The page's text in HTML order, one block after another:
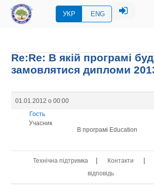
УКР ENG
Re:Re: В якій програмі
замовлятися дипломи
01.01.2012 о 00:00
Гость
Учасник
В програмі Education
Технічна підтримка | Контакти |
відповідь